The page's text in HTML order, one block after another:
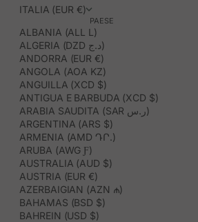
ITALIA (EUR €)
PAESE
ALBANIA (ALL L)
ALGERIA (DZD د.ج)
ANDORRA (EUR €)
ANGOLA (AOA KZ)
ANGUILLA (XCD $)
ANTIGUA E BARBUDA (XCD $)
ARABIA SAUDITA (SAR ر.س)
ARGENTINA (ARS $)
ARMENIA (AMD ԴՐ.)
ARUBA (AWG Ƒ)
AUSTRALIA (AUD $)
AUSTRIA (EUR €)
AZERBAIGIAN (AZN ₼)
BAHAMAS (BSD $)
BAHREIN (USD $)